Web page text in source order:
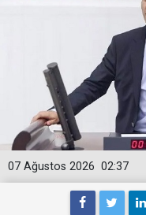
02:37
07 Ağustos 2026